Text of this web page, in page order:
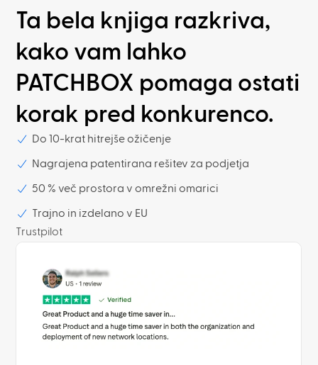
Ta bela knjiga razkriva,
kako vam lahko
PATCHBOX pomaga ostati
korak pred konkurenco.
Do 10-krat hitrejše ožičenje
Nagrajena patentirana rešitev za podjetja
50 % več prostora v omrežni omarici
Trajno in izdelano v EU
Trustpilot